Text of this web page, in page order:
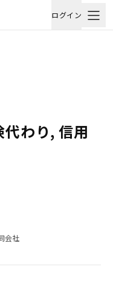
ログイン
わり, 信用
会社